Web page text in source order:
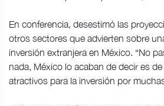
En conferencia, desestimó las
otros sectores que advierten sobre
inversión extranjera en México. “No
nada, México lo acaban de decir es
atractivos para la inversión por